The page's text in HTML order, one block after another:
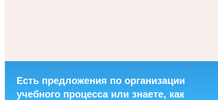
Есть предложения по организации
учебного процесса или знаете, как